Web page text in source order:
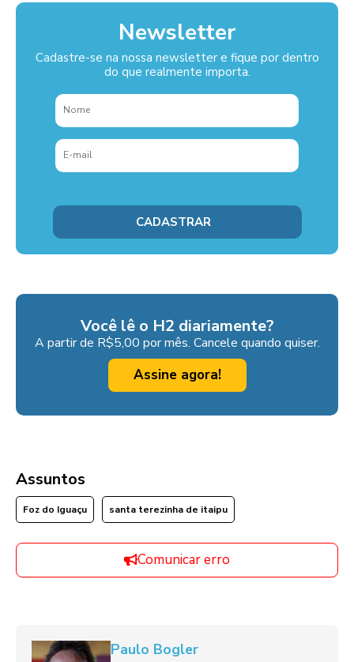
Newsletter
Cadastre-se na nossa newsletter e fique por dentro
do que realmente importa.
Você lê o H2 diariamente?
A partir de R$5,00 por mês. Cancele quando quiser.
Assine agora!
Assuntos
Foz do Iguaçu santa terezinha de itaipu
Comunicar erro
Paulo Bogler